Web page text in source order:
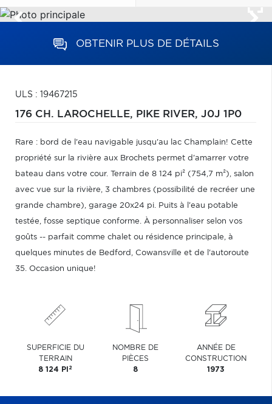
OBTENIR PLUS DE DÉTAILS
ULS : 19467215
176 CH. LAROCHELLE, PIKE RIVER, J0J 1P0
Rare : bord de l'eau navigable jusqu'au lac Champlain! Cette
propriété sur la rivière aux Brochets permet d'amarrer votre
bateau dans votre cour. Terrain de 8 124 pi² (754,7 m²), salon
avec vue sur la rivière, 3 chambres (possibilité de recréer une
grande chambre), garage 20x24 pi. Puits à l'eau potable
testée, fosse septique conforme. À personnaliser selon vos
goûts -- parfait comme chalet ou résidence principale, à
quelques minutes de Bedford, Cowansville et de l'autoroute
35. Occasion unique!
SUPERFICIE DU
TERRAIN
8 124 PI 2
NOMBRE DE
PIÈCES
8
ANNÉE DE
CONSTRUCTION
1973